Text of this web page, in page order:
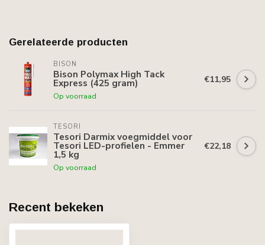
Gerelateerde producten
BISON
Bison Polymax High Tack
Express (425 gram)
Op voorraad
€11,95
TESORI
Tesori Darmix voegmiddel voor
Tesori LED-profielen - Emmer
1,5 kg
Op voorraad
€22,18
Recent bekeken